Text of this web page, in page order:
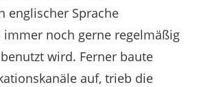
englischer Sprache
immer noch gerne regelmäßig
wird. Ferner baute
auf, trieb die